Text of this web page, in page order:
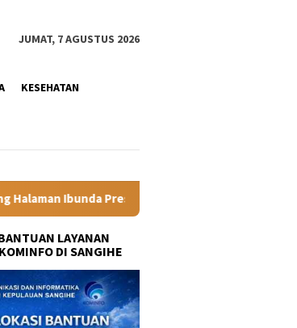
JUMAT, 7 AGUSTUS 2026
KESEHATAN
Labkesmas Minahasa Segera
LAYANAN
DI SANGIHE